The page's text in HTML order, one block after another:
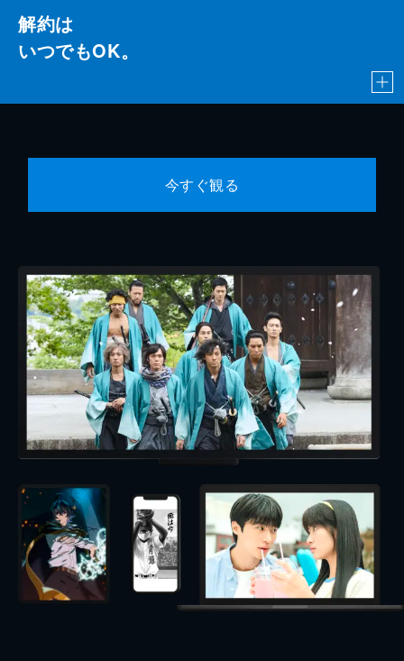
解約は
いつでもOK。
今すぐ観る